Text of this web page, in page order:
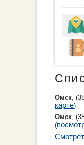
Омск,
карте)
Омск,
(